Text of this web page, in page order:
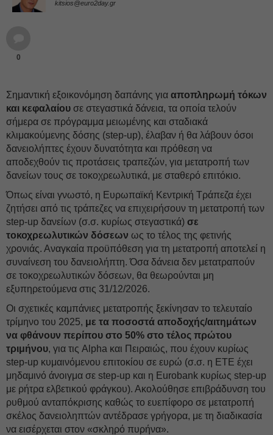
kitsios@euro2day.gr
0
Σημαντική εξοικονόμηση δαπάνης για αποπληρωμή τόκων
και κεφαλαίου σε στεγαστικά δάνεια, τα οποία τελούν
σήμερα σε πρόγραμμα μειωμένης και σταδιακά
κλιμακούμενης δόσης (step-up), έλαβαν ή θα λάβουν όσοι
δανειολήπτες έχουν δυνατότητα και πρόθεση να
αποδεχθούν τις προτάσεις τραπεζών, για μετατροπή των
δανείων τους σε τοκοχρεωλυτικά, με σταθερό επιτόκιο.
Όπως είναι γνωστό, η Ευρωπαϊκή Κεντρική Τράπεζα έχει
ζητήσει από τις τράπεζες να επιχειρήσουν τη μετατροπή των
step-up δανείων (σ.σ. κυρίως στεγαστικά) σε
τοκοχρεωλυτικών δόσεων ως το τέλος της φετινής
χρονιάς. Αναγκαία προϋπόθεση για τη μετατροπή αποτελεί η
συναίνεση του δανειολήπτη. Όσα δάνεια δεν μετατραπούν
σε τοκοχρεωλυτικών δόσεων, θα θεωρούνται μη
εξυπηρετούμενα στις 31/12/2026.
Οι σχετικές καμπάνιες μετατροπής ξεκίνησαν το τελευταίο
τρίμηνο του 2025, με τα ποσοστά αποδοχής/αιτημάτων
να φθάνουν περίπου στο 50% στο τέλος πρώτου
τριμήνου, για τις Alpha και Πειραιώς, που έχουν κυρίως
step-up κυμαινόμενου επιτοκίου σε ευρώ (σ.σ. η ETE έχει
μηδαμινό άνοιγμα σε step-up και η Eurobank κυρίως step-up
με ρήτρα ελβετικού φράγκου). Ακολούθησε επιβράδυνση του
ρυθμού ανταπόκρισης καθώς το ευεπίφορο σε μετατροπή
σκέλος δανειοληπτών αντέδρασε γρήγορα, με τη διαδικασία
να εισέρχεται στον «σκληρό πυρήνα».